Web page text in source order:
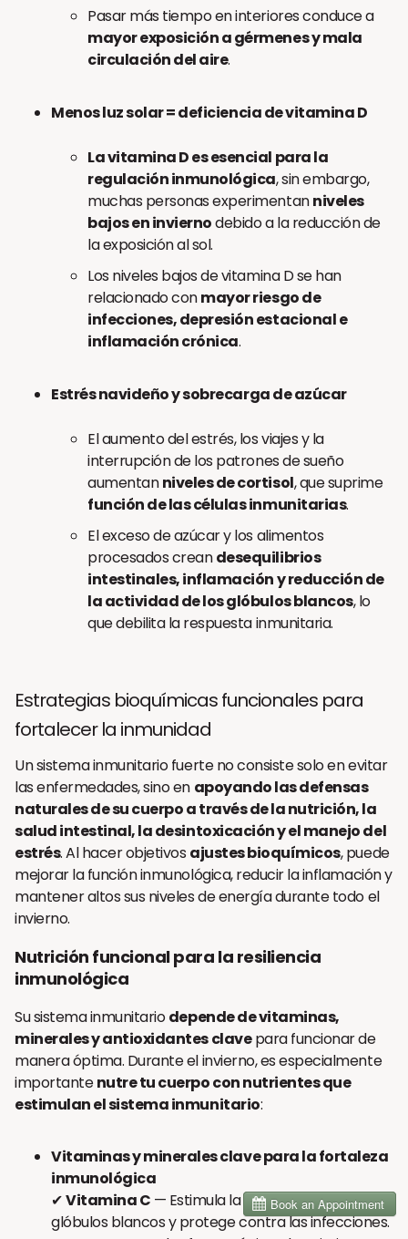
Pasar más tiempo en interiores conduce a
mayor exposición a gérmenes y mala
circulación del aire.
Menos luz solar = deficiencia de vitamina D
La vitamina D es esencial para la
regulación inmunológica, sin embargo,
muchas personas experimentanniveles
bajos en inviernodebido a la reducción de
la exposición al sol.
Los niveles bajos de vitamina D se han
relacionado conmayor riesgo de
infecciones, depresión estacional e
inflamación crónica.
Estrés navideño y sobrecarga de azúcar
El aumento del estrés, los viajes y la
interrupción de los patrones de sueño
aumentanniveles de cortisol, que suprime
función de las células inmunitarias.
El exceso de azúcar y los alimentos
procesados creandesequilibrios
intestinales, inflamación y reducción de
la actividad de los glóbulos blancos, lo
que debilita la respuesta inmunitaria.
Estrategias bioquímicas funcionales para
fortalecer la inmunidad
Un sistema inmunitario fuerte no consiste solo en evitar
las enfermedades, sino en apoyando las defensas
naturales de su cuerpo a través de la nutrición, la
salud intestinal, la desintoxicación y el manejo del
estrés. Al hacer objetivos ajustes bioquímicos, puede
mejorar la función inmunológica, reducir la inflamación y
mantener altos sus niveles de energía durante todo el
invierno.
Nutrición funcional para la resiliencia
inmunológica
Su sistema inmunitariodepende de vitaminas,
minerales y antioxidantes clavepara funcionar de
manera óptima. Durante el invierno, es especialmente
importantenutre tu cuerpo con nutrientes que
estimulan el sistema inmunitario:
Vitaminas y minerales clave para la fortaleza
inmunológica
✔Vitamina C — Estimula la función de los
glóbulos blancos y protege contra las infecciones.